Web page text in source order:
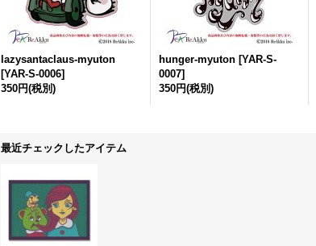
lazysantaclaus-myuton
[YAR-S-0006]
350円(税別)
hunger-myuton [YAR-S-
0007]
350円(税別)
最近チェックしたアイテム